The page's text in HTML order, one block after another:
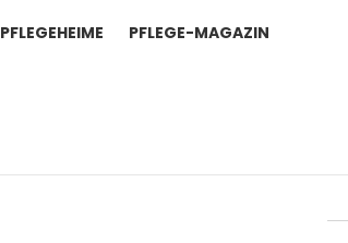
PFLEGEHEIME PFLEGE-MAGAZIN